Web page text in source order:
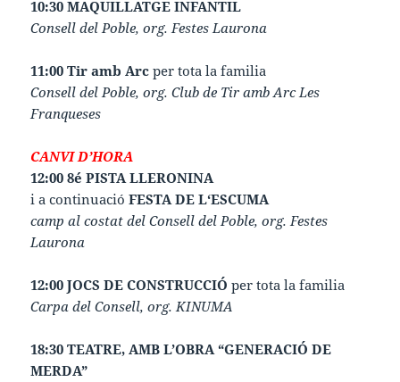
10:30 MAQUILLATGE INFANTIL
Consell del Poble, org. Festes Laurona
11:00 Tir amb Arc per tota la familia
Consell del Poble, org. Club de Tir amb Arc Les
Franqueses
CANVI D’HORA
12:00 8é PISTA LLERONINA
i a continuacióFESTA DE L‘ESCUMA
camp al costat del Consell del Poble, org. Festes
Laurona
12:00 JOCS DE CONSTRUCCIÓ per tota la familia
Carpa del Consell, org. KINUMA
18:30 TEATRE, AMB L’OBRA “GENERACIÓ DE
MERDA”